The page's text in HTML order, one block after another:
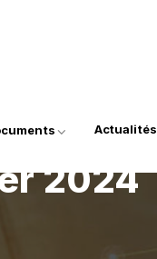
Actualités
2024